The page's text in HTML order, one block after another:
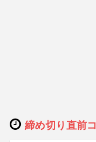
締め切り直前